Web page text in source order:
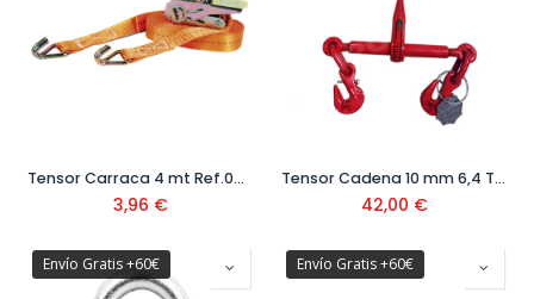
Tensor Carraca 4 mt Ref.08801001
3,96 €
Tensor Cadena 10 mm 6,4 Tn Ref: TC-10-6,4TON
42,00 €
Envío Gratis +60€ Envío Gratis +60€